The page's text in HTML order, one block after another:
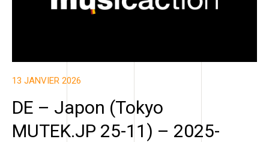
13 JANVIER 2026
DE – Japon (Tokyo
MUTEK.JP 25-11) – 2025-